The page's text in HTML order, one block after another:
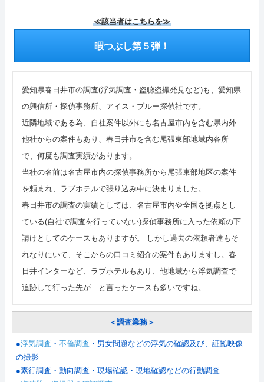
≪該当者はこちらを≫
暇つぶし第５弾！
愛知県春日井市の調査(浮気調査・盗聴盗撮発見など)も、愛知県
の興信所・探偵事務所、アイス・ブルー探偵社です。
近隣地域である為、自社案件以外にも名古屋市内を含む県内外
他社からの案件もあり、春日井市を含む尾張東部地域内各所
で、何度も調査実績があります。
当社の名前は名古屋市内の探偵事務所から尾張東部地区の案件
を頼まれ、ラブホテルで張り込み中に決まりました。
春日井市の調査の実績としては、名古屋市内や全国を拠点とし
ている(自社で調査を行っていない)探偵事務所に入った依頼の下
請けとしてのケースもありますが。 しかし過去の依頼者達もそ
れなりにいて、そこからの口コミ紹介の案件もありますし。春
日井インターなど、ラブホテルもあり、他地域から浮気調査で
追跡して行った先が…と言ったケースも多いですね。
＜調査業務＞
●浮気調査 ・ 不倫調査 ・男女問題などの浮気の確認及び、証拠映像
の撮影
●素行調査・動向調査・現場確認・現地確認などの行動調査